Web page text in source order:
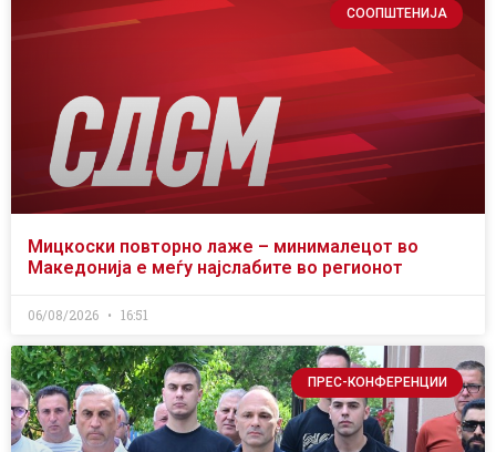
СООПШТЕНИЈА
Мицкоски повторно лаже – минималецот во
Македонија е меѓу најслабите во регионот
06/08/2026 16:51
ПРЕС-КОНФЕРЕНЦИИ